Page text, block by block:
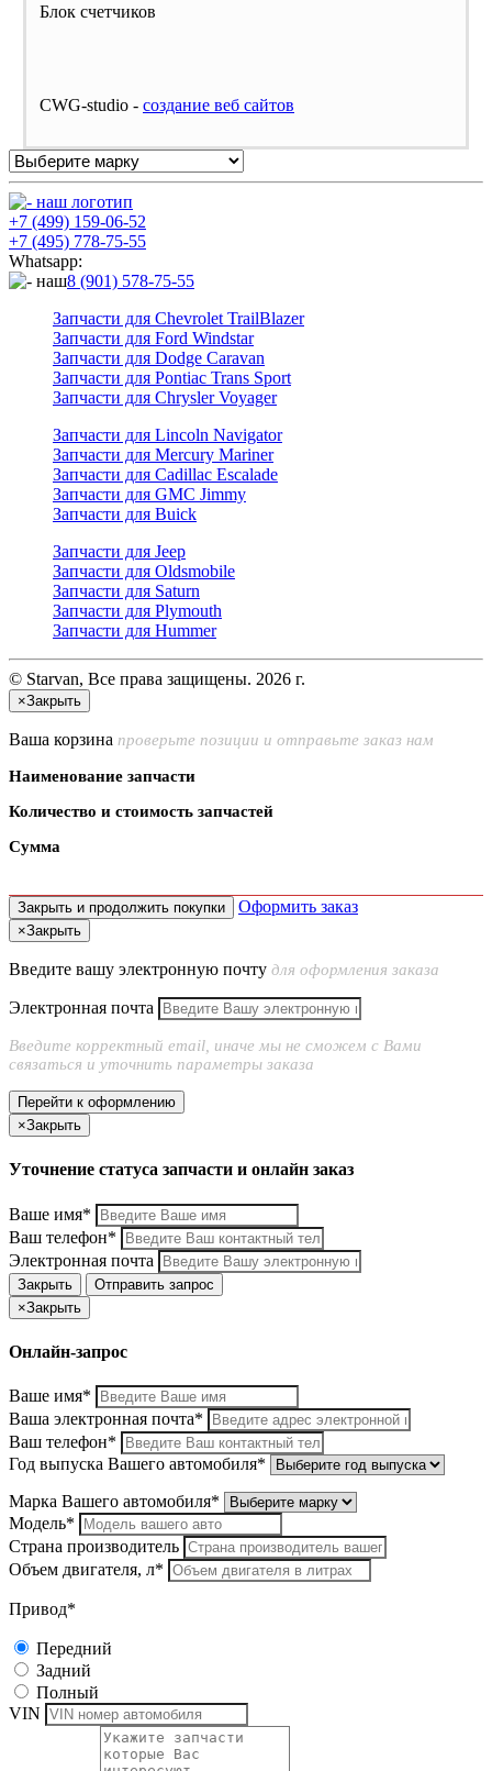
Блок счетчиков
CWG-studio - cоздание веб сайтов
+7 (499) 159-06-52
+7 (495) 778-75-55
Whatsapp:
8 (901) 578-75-55
Запчасти для Chevrolet TrailBlazer
Запчасти для Ford Windstar
Запчасти для Dodge Caravan
Запчасти для Pontiac Trans Sport
Запчасти для Chrysler Voyager
Запчасти для Lincoln Navigator
Запчасти для Mercury Mariner
Запчасти для Cadillac Escalade
Запчасти для GMC Jimmy
Запчасти для Buick
Запчасти для Jeep
Запчасти для Oldsmobile
Запчасти для Saturn
Запчасти для Plymouth
Запчасти для Hummer
© Starvan, Все права защищены. 2026 г.
×Закрыть
Ваша корзина проверьте позиции и отправьте заказ нам
Наименование запчасти
Количество и стоимость запчастей
Сумма
Закрыть и продолжить покупки Оформить заказ
×Закрыть
Введите вашу электронную почту для оформления заказа
Электронная почта
Введите корректный email, иначе мы не сможем с Вами
связаться и уточнить параметры заказа
Перейти к оформлению
×Закрыть
Уточнение статуса запчасти и онлайн заказ
Ваше имя*
Ваш телефон*
Электронная почта
Закрыть
Отправить запрос
×Закрыть
Онлайн-запрос
Ваше имя*
Ваша электронная почта*
Ваш телефон*
Год выпуска Вашего автомобиля*
Марка Вашего автомобиля*
Модель*
Страна производитель
Объем двигателя, л*
Привод*
Передний
Задний
Полный
VIN